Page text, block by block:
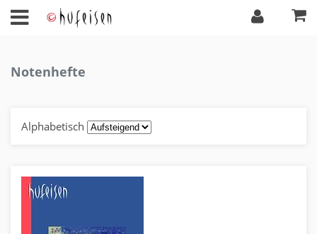
Notenhefte
Alphabetisch